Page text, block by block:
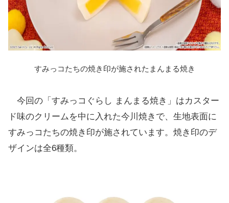
すみっコたちの焼き印が施されたまんまる焼き
今回の「すみっコぐらし まんまる焼き」はカスター
ド味のクリームを中に入れた今川焼きで、生地表面に
すみっコたちの焼き印が施されています。焼き印のデ
ザインは全6種類。